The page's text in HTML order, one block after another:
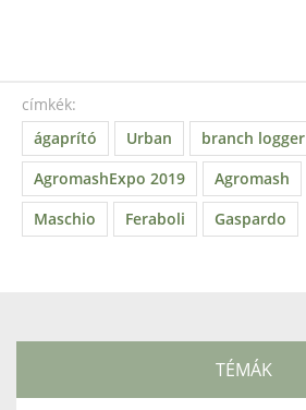
címkék:
ágaprító
Urban branch logger
AgromashExpo 2019
Agromash
Maschio
Feraboli Gaspardo
TÉMÁK